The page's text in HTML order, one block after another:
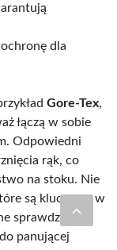
dla
Gore-Tex,
łączą w sobie
Odpowiedni
rąk, co
na stoku. Nie
są kluczowe w
sprawdzanie
panującej